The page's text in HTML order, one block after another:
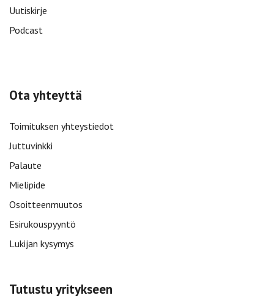
Uutiskirje
Podcast
Ota yhteyttä
Toimituksen yhteystiedot
Juttuvinkki
Palaute
Mielipide
Osoitteenmuutos
Esirukouspyyntö
Lukijan kysymys
Tutustu yritykseen